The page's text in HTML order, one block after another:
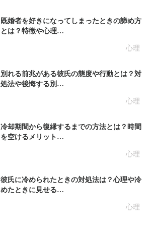
心理
既婚者を好きになってしまったときの諦め方
とは？特徴や心理…
心理
別れる前兆がある彼氏の態度や行動とは？対
処法や後悔する別…
心理
冷却期間から復縁するまでの方法とは？時間
を空けるメリット…
心理
彼氏に冷められたときの対処法は？心理や冷
めたときに見せる…